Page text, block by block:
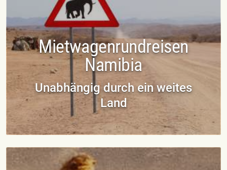
Mietwagenrundreisen
Namibia
Unabhängig durch ein weites
Land